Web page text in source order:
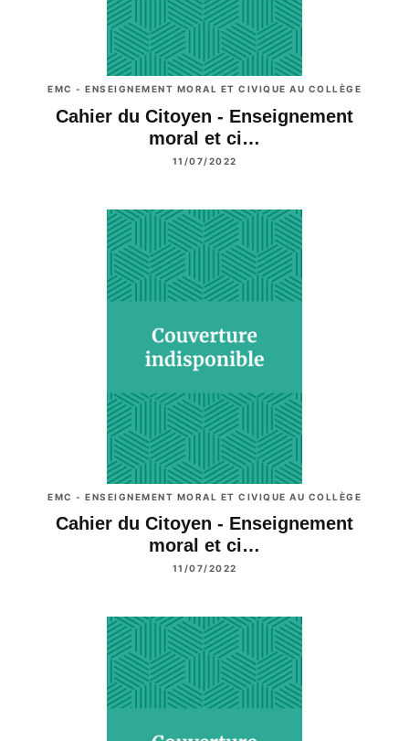
EMC - ENSEIGNEMENT MORAL ET CIVIQUE AU COLLÈGE
Cahier du Citoyen - Enseignement
moral et ci…
11/07/2022
EMC - ENSEIGNEMENT MORAL ET CIVIQUE AU COLLÈGE
Cahier du Citoyen - Enseignement
moral et ci…
11/07/2022